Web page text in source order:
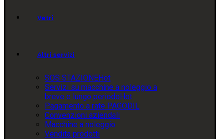
Vetri
Altri servizi
SOS STAZIONEHot
Servizi su macchine a noleggio a
breve e lungo periodoHot
Pagamento a rate PAGODIL
Convenzioni aziendali
Macchine a noleggio
Vendita prodotti